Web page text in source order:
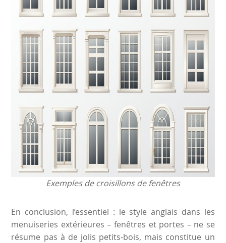
Exemples de croisillons de fenêtres
En conclusion, l’essentiel : le style anglais dans les
menuiseries extérieures – fenêtres et portes – ne se
résume pas à de jolis petits-bois, mais constitue un